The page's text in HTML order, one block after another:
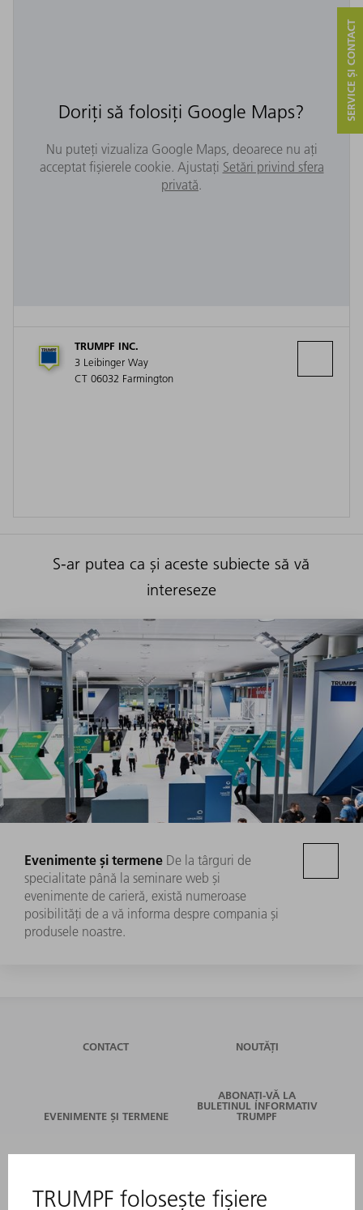
Doriți să folosiți Google Maps?
Nu puteți vizualiza Google Maps, deoarece nu ați
acceptat fișierele cookie. Ajustați Setări privind sfera
privată.
TRUMPF INC.
3 Leibinger Way
CT 06032 Farmington
S-ar putea ca și aceste subiecte să vă
intereseze
Evenimente și termene De la târguri de
specialitate până la seminare web și
evenimente de carieră, există numeroase
posibilități de a vă informa despre compania și
produsele noastre.
SERVICE ȘI CONTACT
CONTACT NOUTĂȚI
EVENIMENTE ȘI TERMENE
ABONAȚI-VĂ LA
BULETINUL INFORMATIV
TRUMPF
SERVICII ONLINE